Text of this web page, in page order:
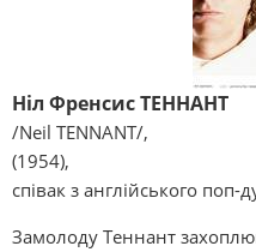
Ніл Френсис ТЕННАНТ
/Neіl TENNANT/,
(1954),
співак з англійського поп-
Замолоду Теннант